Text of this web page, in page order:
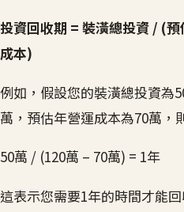
投資回收期 = 裝潢總投資 / (
成本)
例如，假設您的裝潢總投資為
萬，預估年營運成本為70萬，
50萬 / (120萬 – 70萬) = 1年
這表示您需要1年的時間才能